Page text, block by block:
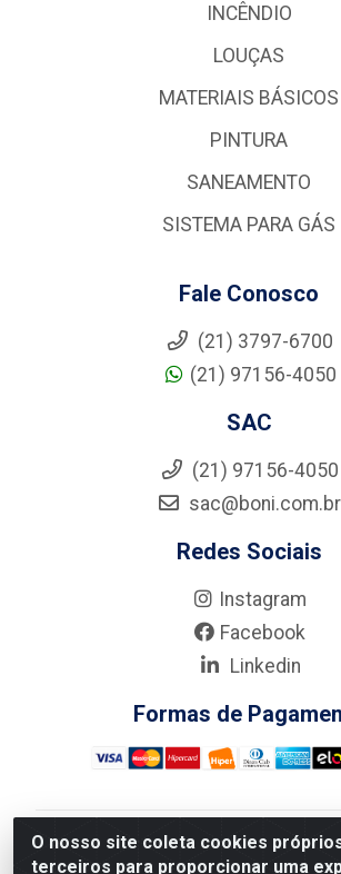
O nosso site coleta cookies
terceiros para proporcionar uma
INCÊNDIO
LOUÇAS
MATERIAIS BÁSICOS
PINTURA
SANEAMENTO
SISTEMA PARA GÁS
Fale Conosco
(21) 3797-6700
(21) 97156-4050
SAC
(21) 97156-4050
sac@boni.com.br
Redes Sociais
Instagram
Facebook
Linkedin
Formas de
Nova Boni Distribuidora de Material de
- Rua Alice Tibiriçá, 330 - Vila Da